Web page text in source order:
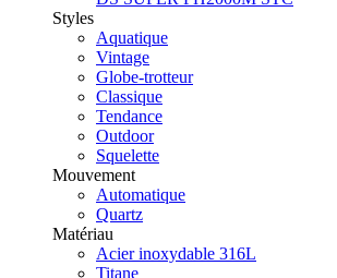
Styles
Aquatique
Vintage
Globe-trotteur
Classique
Tendance
Outdoor
Squelette
Mouvement
Automatique
Quartz
Matériau
Acier inoxydable 316L
Titane